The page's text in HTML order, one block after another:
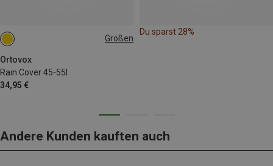
Größen
Ortovox
Rain Cover 45-55l
34,95 €
ONE SIZE
Du sparst 28%
Andere Kunden kauften auch